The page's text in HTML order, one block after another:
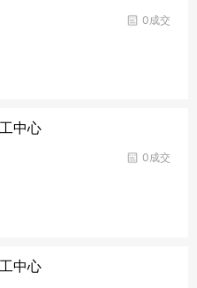
0成交
中心
0成交
中心